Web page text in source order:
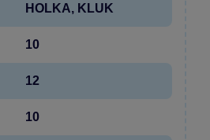
HOLKA, KLUK
10
12
10